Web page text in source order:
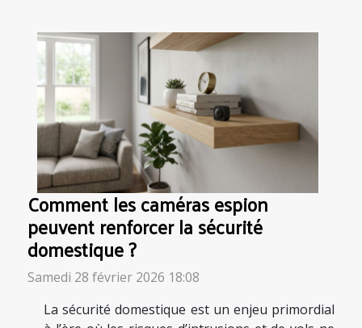
Comment les caméras espion
peuvent renforcer la sécurité
domestique ?
Samedi 28 février 2026 18:08
La sécurité domestique est un enjeu primordial